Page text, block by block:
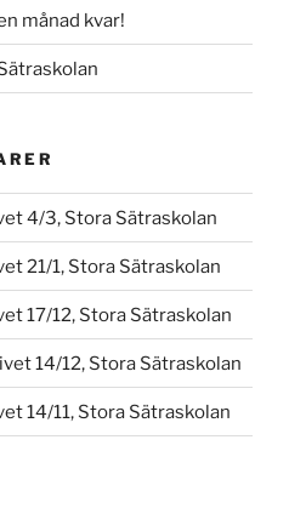
månad kvar!
4/3, Stora Sätraskolan
21/1, Stora Sätraskolan
17/12, Stora Sätraskolan
14/12, Stora Sätraskolan
14/11, Stora Sätraskolan